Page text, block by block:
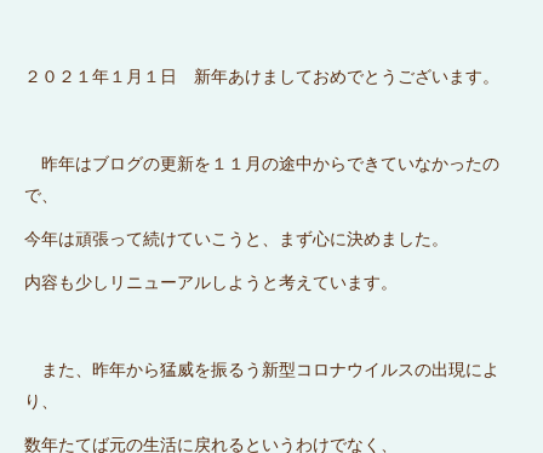
２０２１年１月１日 新年あけましておめでとうございます。
昨年はブログの更新を１１月の途中からできていなかったの
で、
今年は頑張って続けていこうと、まず心に決めました。
内容も少しリニューアルしようと考えています。
また、昨年から猛威を振るう新型コロナウイルスの出現によ
り、
数年たてば元の生活に戻れるというわけでなく、